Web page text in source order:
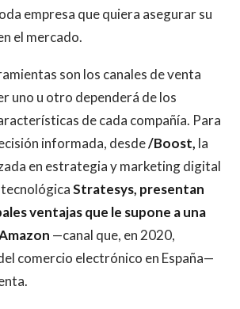
empresa que quiera asegurar su
el mercado.
son los canales de venta
uno u otro dependerá de los
de cada compañía. Para
informada, desde/Boost, la
en estrategia y marketing digital
Stratesys, presentan
ventajas que le supone a una
—canal que, en 2020,
comercio electrónico en España—